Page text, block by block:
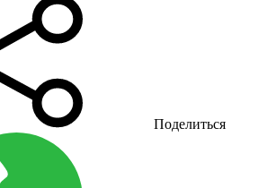
Поделиться